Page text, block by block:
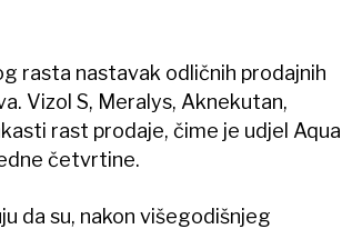
rasta nastavak odličnih prodajnih
Vizol S, Meralys, Aknekutan,
rast prodaje, čime je udjel Aqua
četvrtine.
da su, nakon višegodišnjeg